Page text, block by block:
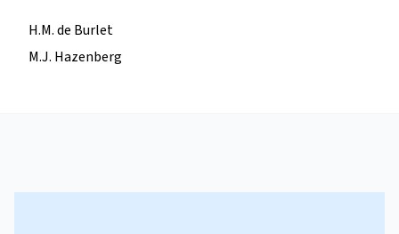
H.M. de Burlet
M.J. Hazenberg